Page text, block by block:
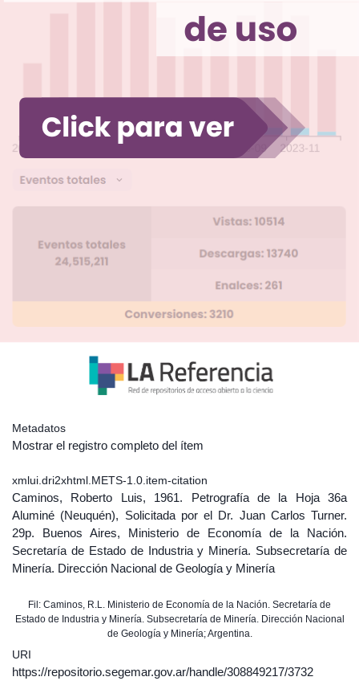
Metadatos
Mostrar el registro completo del ítem
xmlui.dri2xhtml.METS-1.0.item-citation
Caminos, Roberto Luis, 1961. Petrografía de la Hoja 36a
Aluminé (Neuquén), Solicitada por el Dr. Juan Carlos Turner.
29p. Buenos Aires, Ministerio de Economía de la Nación.
Secretaría de Estado de Industria y Minería. Subsecretaría de
Minería. Dirección Nacional de Geología y Minería
Fil: Caminos, R.L. Ministerio de Economía de la Nación. Secretaría de
Estado de Industria y Minería. Subsecretaría de Minería. Dirección Nacional
de Geología y Minería; Argentina.
URI
https://repositorio.segemar.gov.ar/handle/308849217/3732